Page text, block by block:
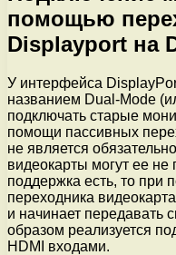
помощью
Displayport на
У интерфейса
названием Dual-Mode
подключать старые
помощи пассивных
не является
видеокарты могут ее не
поддержка есть, то при
переходника
и начинает передавать
образом реализуется
HDMI входами.